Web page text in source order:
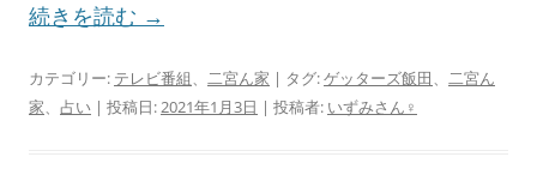
続きを読む →
カテゴリー: テレビ番組、 二宮ん家 | タグ:ゲッターズ飯田、 二宮ん
家、 占い | 投稿日:2021年1月3日 | 投稿者: いずみさん♀